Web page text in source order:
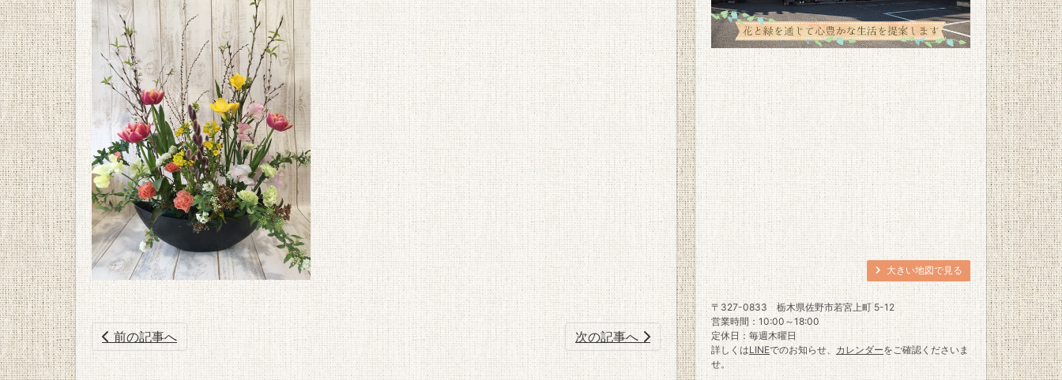
前の記事へ 次の記事へ
大きい地図で見る
〒327-0833
栃木県佐野市若宮上町 5-12
営業時間：10:00～18:00
定休日：毎週木曜日
詳しくはLINEでのお知らせ、 カレンダーをご確認くださいま
せ。